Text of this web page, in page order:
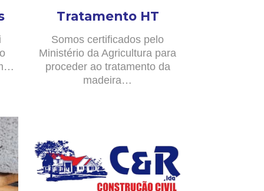
Tratamento HT
Somos certificados pelo
Ministério da Agricultura para
proceder ao tratamento da
madeira…